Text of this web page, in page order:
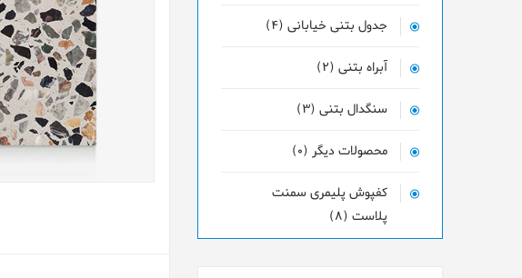
جدول بتنی خیابانی (4)
آبراه بتنی (2)
سنگدال بتنی (3)
محصولات دیگر (0)
کفپوش پلیمری سمنت
پلاست (8)